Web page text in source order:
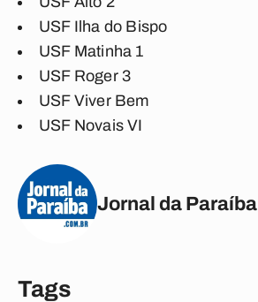
USF Ilha do Bispo
USF Matinha 1
USF Roger 3
USF Viver Bem
USF Novais VI
Jornal da Paraíba
Tags